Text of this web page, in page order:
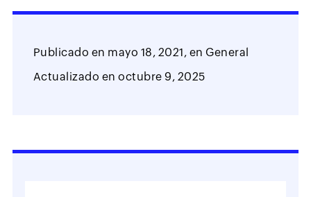
Publicado en mayo 18, 2021, en General
Actualizado enoctubre 9, 2025